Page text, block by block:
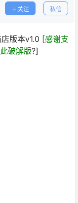
关注 私信
版本v1.0 [感谢支
破解版?]